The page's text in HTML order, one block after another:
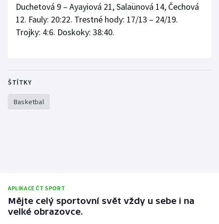
Duchetová 9 – Ayayiová 21, Salaünová 14, Čechová
12. Fauly: 20:22. Trestné hody: 17/13 – 24/19.
Trojky: 4:6. Doskoky: 38:40.
ŠTÍTKY
Basketbal
APLIKACE ČT SPORT
Mějte celý sportovní svět vždy u sebe i na
velké obrazovce.